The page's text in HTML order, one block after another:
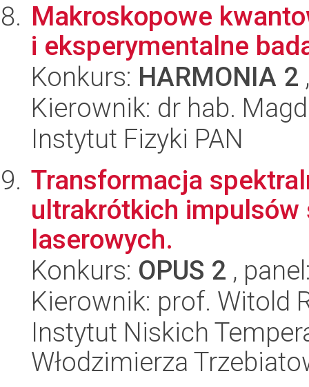
Makroskopowe
i eksperymentalne
Konkurs: HARMONIA 2
Kierownik: dr hab.
Instytut Fizyki PAN
Transformacja
ultrakrótkich impulsów
laserowych.
Konkurs: OPUS 2 ,
Kierownik: prof. Witold
Instytut Niskich
Włodzimierza